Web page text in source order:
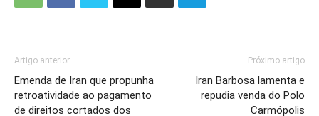
Artigo anterior
Emenda de Iran que propunha
retroatividade ao pagamento
de direitos cortados dos
Próximo artigo
Iran Barbosa lamenta e
repudia venda do Polo
Carmópolis